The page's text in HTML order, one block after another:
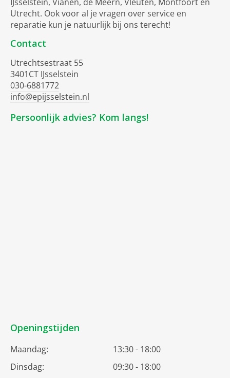
uitgebalanceerd assortiment met de beste
afzuigkappen. EP: helpt je graag bij het kiezen van de
juiste afzuigkap.
Utrecht. Ook voor al je vragen over service en
reparatie kun je natuurlijk bij ons terecht!
Contact
Utrechtsestraat 55
3401CT IJsselstein
030-6881772
info@epijsselstein.nl
Persoonlijk advies? Kom langs!
Openingstijden
Maandag:
13:30 - 18:00
Dinsdag:
09:30 - 18:00